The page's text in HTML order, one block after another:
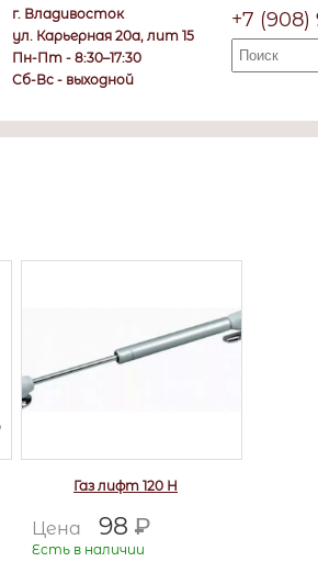
г. Владивосток
ул. Карьерная 20а, лит 15
Пн-Пт - 8:30–17:30
Сб-Вс - выходной
+7 (908)
Газ лифт 120 Н
Цена 98 Р
Есть в наличии